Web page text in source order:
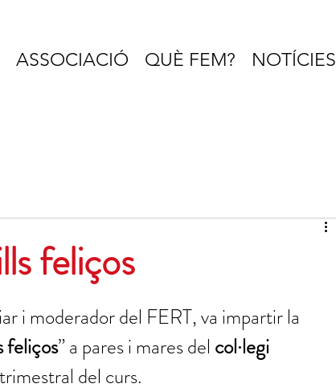
ASSOCIACIÓ QUÈ FEM? NOTÍCIES
feliços
i moderador del FERT, va impartir la
feliços” a pares i mares del col·legi
del curs.